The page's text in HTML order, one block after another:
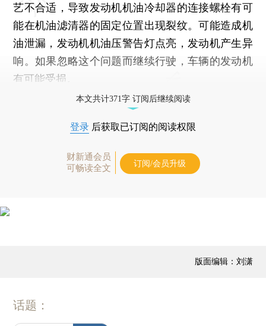
艺不合适，导致发动机机油冷却器的连接螺栓有可
能在机油滤清器的固定位置出现裂纹。可能造成机
油泄漏，发动机机油压警告灯点亮，发动机产生异
响。如果忽略这个问题而继续行驶，车辆的发动机
有可能受损。
本文共计371字 订阅后继续阅读
登录 后获取已订阅的阅读权限
财新通会员
可畅读全文
订阅/会员升级
版面编辑：刘潇
话题：